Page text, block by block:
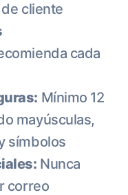
cliente
cada
Mínimo 12
mayúsculas,
símbolos
Nunca
correo